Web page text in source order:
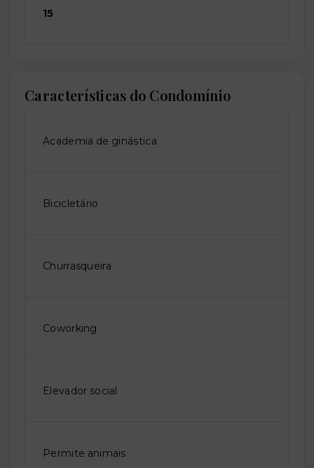
15
Características do Condomínio
Academia de ginástica
Bicicletário
Churrasqueira
Coworking
Elevador social
Permite animais